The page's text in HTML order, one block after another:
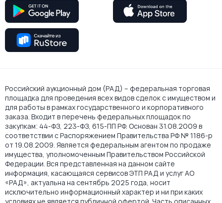
Российский аукционный дом (РАД) – федеральная торговая
площадка для проведения всех видов сделок с имуществом и
для работы в рамках государственного и корпоративного
заказа. Входит в перечень федеральных площадок по
закупкам: 44-ФЗ, 223-ФЗ, 615-ПП РФ. Основан 31.08.2009 в
соответствии с Распоряжением Правительства РФ № 1186-р
от 19.08.2009. Является федеральным агентом по продаже
имущества, уполномоченным Правительством Российской
Федерации. Вся представленная на данном сайте
информация, касающаяся сервисов ЭТП РАД и услуг АО
«РАД», актуальна на сентябрь 2025 года, носит
исключительно информационный характер и ни при каких